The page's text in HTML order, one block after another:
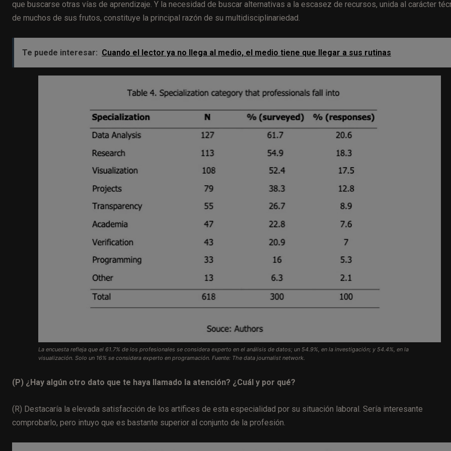
que buscarse otras vías de aprendizaje. Y la necesidad de buscar alternativas a la escasez de recursos, unida al carácter
de muchos de sus frutos, constituye la principal razón de su multidisciplinariedad.
Te puede interesar: Cuando el lector ya no llega al medio, el medio tiene que llegar a sus rutinas
La encuesta refleja que el 61.7% de los profesionales se considera experto en el análisis de datos; un 54.9%, en la investigación; y 54.4%, en la
visualización. Solo un 16% se considera experto en programación. Fuente: The data journalist network.
(P) ¿Hay algún otro dato que te haya llamado la atención? ¿Cuál y por qué?
(R) Destacaría la elevada satisfacción de los artífices de esta especialidad por su situación laboral. Sería interesante
comprobarlo, pero intuyo que es bastante superior al conjunto de la profesión.